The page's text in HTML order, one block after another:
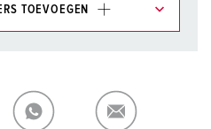
TOEVOEGEN
TOEVOEGEN